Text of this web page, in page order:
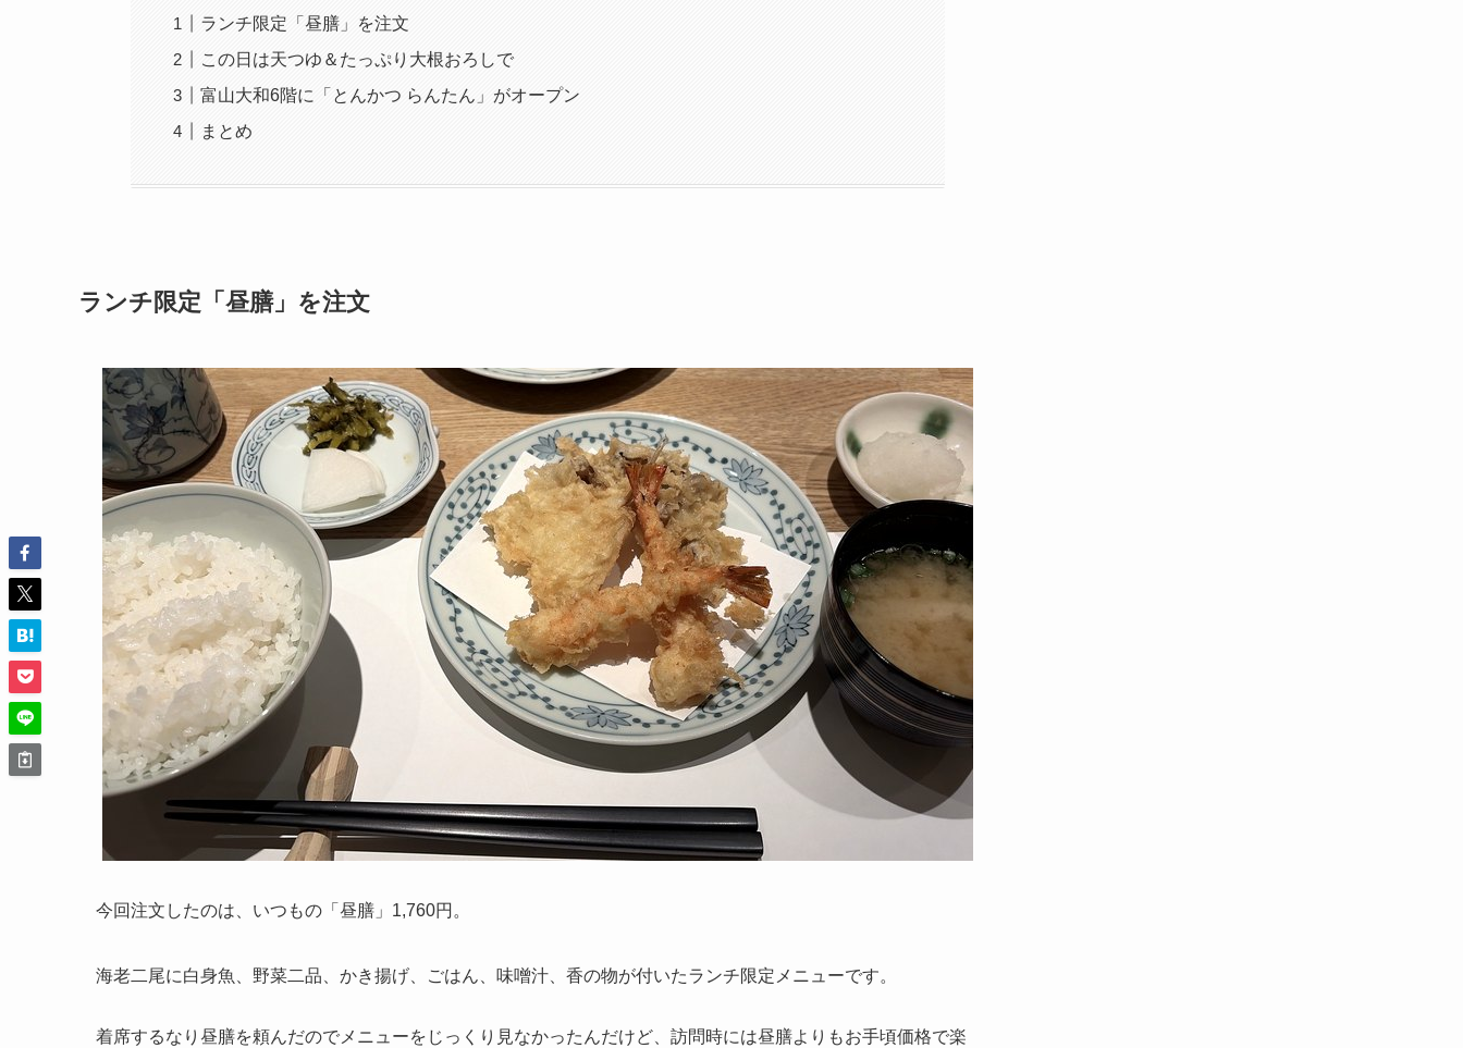
ランチ限定「昼膳」を注文
この日は天つゆ＆たっぷり大根おろしで
富山大和6階に「とんかつ らんたん」がオープン
まとめ
ランチ限定「昼膳」を注文
今回注文したのは、いつもの「昼膳」1,760円。
海老二尾に白身魚、野菜二品、かき揚げ、ごはん、味噌汁、香の物が付いたランチ限定メニューです。
着席するなり昼膳を頼んだのでメニューをじっくり見なかったんだけど、訪問時には昼膳よりもお手頃価格で楽